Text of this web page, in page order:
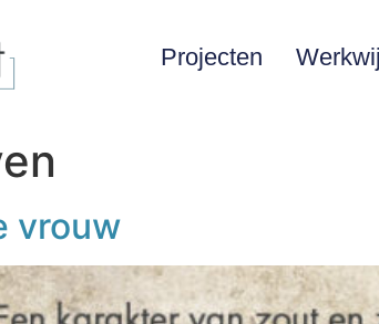
Projecten
vrouw